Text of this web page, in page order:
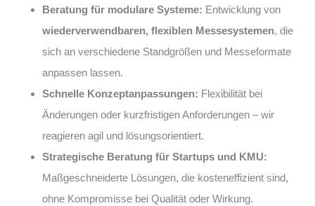
Beratung für modulare Systeme: Entwicklung von
wiederverwendbaren, flexiblen Messesystemen, die
sich an verschiedene Standgrößen und Messeformate
anpassen lassen.
Schnelle Konzeptanpassungen: Flexibilität bei
Änderungen oder kurzfristigen Anforderungen – wir
reagieren agil und lösungsorientiert.
Strategische Beratung für Startups und KMU:
Maßgeschneiderte Lösungen, die kosteneffizient sind,
ohne Kompromisse bei Qualität oder Wirkung.